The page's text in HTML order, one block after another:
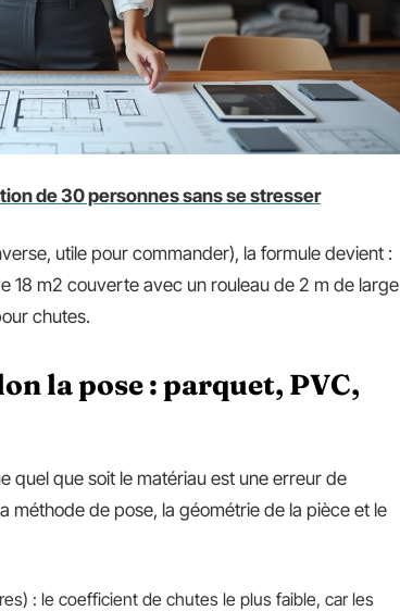
de 30 personnes sans se stresser
utile pour commander), la formule devient :
18 m2 couverte avec un rouleau de 2 m de large
chutes.
la pose : parquet, PVC,
quel que soit le matériau est une erreur de
méthode de pose, la géométrie de la pièce et le
: le coefficient de chutes le plus faible, car les